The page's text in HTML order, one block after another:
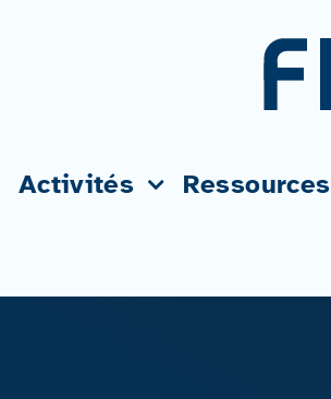
Activités Ressources